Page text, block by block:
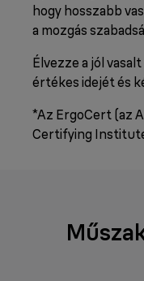
hogy hosszabb
a mozgás
Élvezze a jól
értékes idejét és
*Az ErgoCert (az
Certifying